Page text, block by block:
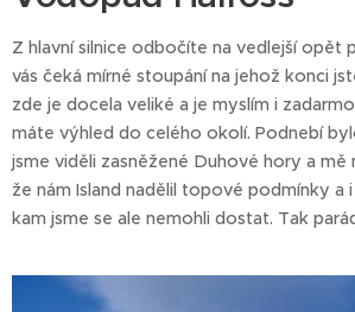
Z hlavní silnice odbočíte na vedlejší opět
vás čeká mírné stoupání na jehož konci
zde je docela veliké a je myslím i
máte výhled do celého okolí. Podnebí
jsme viděli zasněžené Duhové hory a mě
že nám Island nadělil topové podmínky a i
kam jsme se ale nemohli dostat. Tak